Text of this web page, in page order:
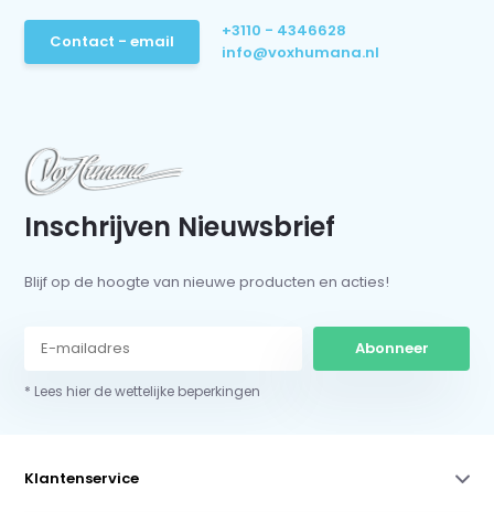
Contact - email
+3110 - 4346628
info@voxhumana.nl
Inschrijven Nieuwsbrief
Blijf op de hoogte van nieuwe producten en acties!
Abonneer
* Lees hier de wettelijke beperkingen
Klantenservice